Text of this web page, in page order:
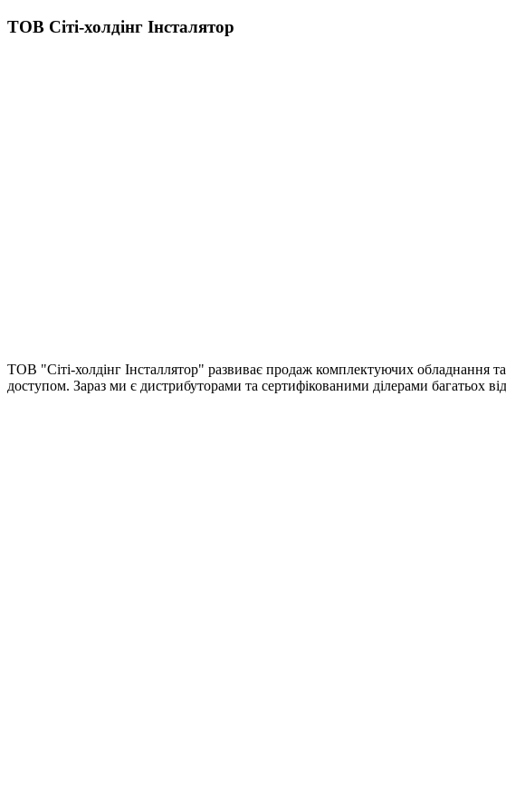
ТОВ Сіті-холдінг Інсталятор
ТОВ "Сіті-холдінг Інсталлятор" развиває продаж комплектуючих обладнання
доступом. Зараз ми є дистрибуторами та сертифікованими ділерами багатьох